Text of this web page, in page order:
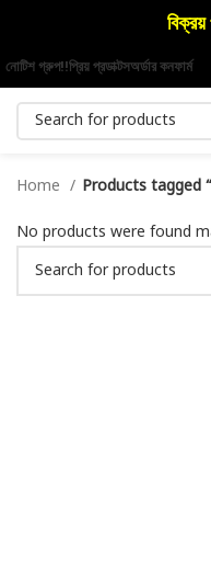
বিক্রয়
নোটিশ গ্রুপ!!প্রিয় প্রডাক্টসঅর্ডার কনফার্ম
Home Products tagged
No products were found